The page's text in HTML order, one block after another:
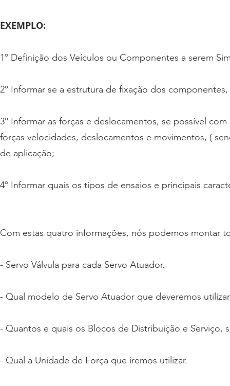
EXEMPLO:
1º Definição dos Veículos ou Componentes a serem
2º Informar se a estrutura de fixação dos
3º Informar as forças e deslocamentos, se possível
forças velocidades, deslocamentos e movimentos, (
de aplicação;
4º Informar quais os tipos de ensaios e principais
Com estas quatro informações, nós podemos montar
- Servo Válvula para cada Servo Atuador.
- Qual modelo de Servo Atuador que deveremos
- Quantos e quais os Blocos de Distribuição e Serviço,
- Qual a Unidade de Força que iremos utilizar.